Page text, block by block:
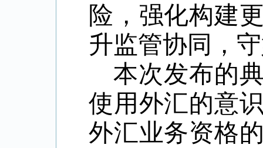
险，强化构建
升监管协同，
本次发布的
使用外汇的意
外汇业务资格